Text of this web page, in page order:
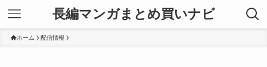
長編マンガまとめ買いナビ
ホーム 配信情報